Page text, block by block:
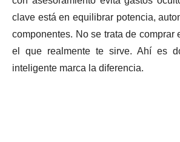
clave está en equilibrar potencia,
componentes. No se trata de comprar
el que realmente te sirve. Ahí es
inteligente marca la diferencia.